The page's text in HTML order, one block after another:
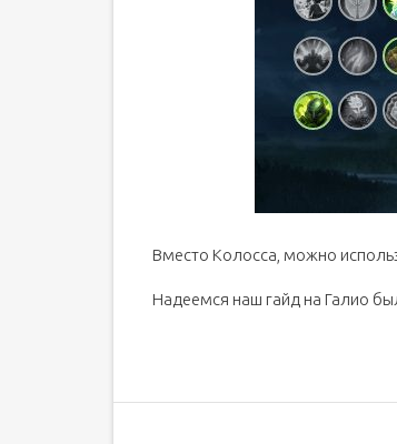
Вместо Колосса, можно
Надеемся наш гайд на Галио